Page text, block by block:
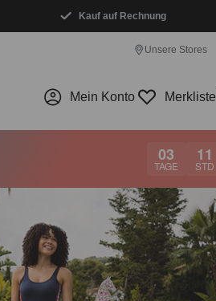
Kauf auf Rechnung
Unsere Stores
Mein Konto Merkliste
03
TAGE
11
STD